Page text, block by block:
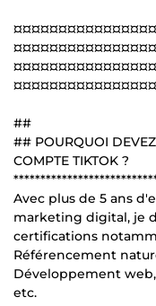
##
## POURQUOI
COMPTE TIKTOK ?
Avec plus de 5 ans
marketing digital, je
certifications
Référencement
Développement
etc.